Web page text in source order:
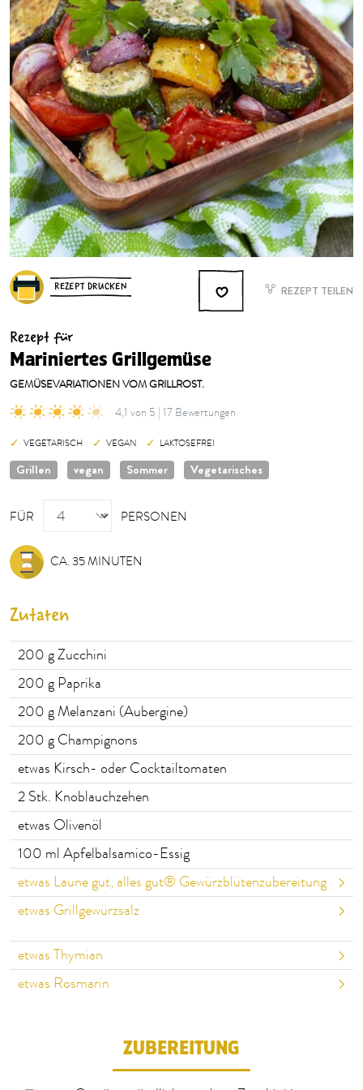
REZEPT DRUCKEN REZEPT TEILEN
Rezept für
Mariniertes Grillgemüse
GEMÜSEVARIATIONEN VOM GRILLROST.
4,1 von 5 | 17 Bewertungen
VEGETARISCH VEGAN LAKTOSEFREI
Grillen vegan Sommer Vegetarisches
FÜR
PERSONEN
PERSONEN
CA. 35 MINUTEN
Zutaten
200 g Zucchini
200 g Paprika
200 g Melanzani (Aubergine)
200 g Champignons
etwas Kirsch- oder Cocktailtomaten
2 Stk. Knoblauchzehen
etwas Olivenöl
100 ml Apfelbalsamico-Essig
etwas Laune gut, alles gut® Gewürzblütenzubereitung
etwas Grillgewürzsalz
etwas Thymian
etwas Rosmarin
ZUBEREITUNG